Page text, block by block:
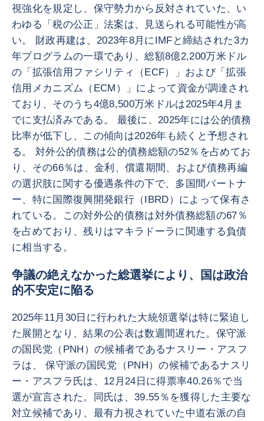
視強化を規定し、保守勢力から反対されていた、い
わゆる「税の公正」法案は、見送られる可能性が高
い。 財政再建は、2023年8月にIMFと締結された3カ
年プログラムの一環であり、総額8億2,200万米ドル
の「拡張信用ファシリティ（ECF）」および「拡張
信用メカニズム（ECM）」によって資金が調達され
ており、そのうち4億8,500万米ドルは2025年4月ま
でに支払済みである。 最後に、2025年には公的債務
比率が低下し、この傾向は2026年も続くと予想され
る。 対外公的債務は公的債務総額の52％を占めてお
り、その66％は、金利、償還期間、および債務再編
の選択肢に関する優遇条件の下で、多国間パートナ
ー、特に国際復興開発銀行（IBRD）によって保有さ
れている。この対外公的債務は対外債務総額の67％
を占めており、残りはマキラドーラに関連する負債
に相当する。
争議の絶えなかった総選挙により、国は政治
的不安定に陥る
2025年11月30日に行われた大統領選挙は特に緊迫し
た展開となり、結果の公表は数週間遅れた。保守派
の国民党（PNH）の候補者であるナスリー・アスフ
ラは、 保守派の国民党（PNH）の候補であるナスリ
ー・アスフラ氏は、12月24日に得票率40.26％で当
選が宣言された。同氏は、39.55％を獲得した主要な
対立候補であり、最有力視されていた中道右派の自